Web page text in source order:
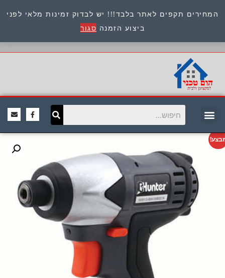
המחירים תקפים לאתר בלבד!!! יש לבדוק זמינות מלאי לפני
ביצוע הזמנה סגור
כתובת : היוזמים 9 אור יהודה שירות לקוחות 054-
8945722